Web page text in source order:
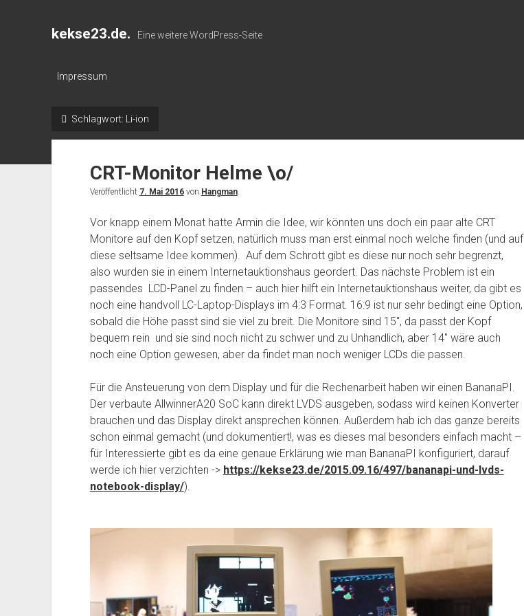
kekse23.de. Eine weitere WordPress-Seite
Impressum
Schlagwort: Li-ion
CRT-Monitor Helme \o/
Veröffentlicht 7. Mai 2016von Hangman.
Vor knapp einem Monat hatte Armin die Idee, wir könnten uns doch ein paar alte CRT
Monitore auf den Kopf setzen, natürlich muss man erst einmal noch welche finden (und auf
diese seltsame Idee kommen). Auf dem Schrott gibt es diese nur noch sehr begrenzt,
also wurden sie in einem Internetauktionshaus geordert. Das nächste Problem ist ein
passendes LCD-Panel zu finden – auch hier hilft ein Internetauktionshaus weiter, da gibt es
noch eine handvoll LC-Laptop-Displays im 4:3 Format. 16:9 ist nur sehr bedingt eine Option,
sobald die Höhe passt sind sie viel zu breit. Die Monitore sind 15″, da passt der Kopf
bequem rein und sie sind noch nicht zu schwer und zu Unhandlich, aber 14″ wäre auch
noch eine Option gewesen, aber da findet man noch weniger LCDs die passen.
Für die Ansteuerung von dem Display und für die Rechenarbeit haben wir einen BananaPI.
Der verbaute AllwinnerA20 SoC kann direkt LVDS ausgeben, sodass wird keinen Konverter
brauchen und das Display direkt ansprechen können. Außerdem hab ich das ganze bereits
schon einmal gemacht (und dokumentiert!, was es dieses mal besonders einfach macht –
für Interessierte gibt es da eine genaue Erklärung wie man BananaPI konfiguriert, darauf
werde ich hier verzichten -> https://kekse23.de/2015.09.16/497/bananapi-und-lvds-
notebook-display/).